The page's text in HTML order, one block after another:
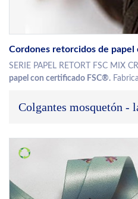
Cordones retorcidos de
SERIE PAPEL RETORT FSC MIX
papel con certificado FSC®.
Colgantes mosquetón -